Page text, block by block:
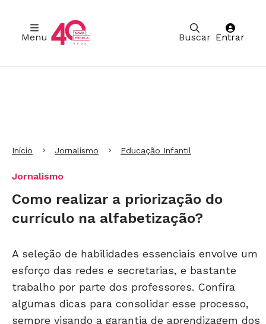
Buscar
Menu Entrar
Início Jornalismo Educação Infantil
Jornalismo
Como realizar a priorização do
currículo na alfabetização?
A seleção de habilidades essenciais envolve um
esforço das redes e secretarias, e bastante
trabalho por parte dos professores. Confira
algumas dicas para consolidar esse processo,
sempre visando a garantia de aprendizagem dos